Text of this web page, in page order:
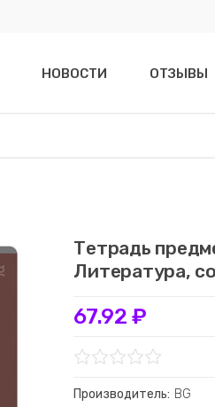
НОВОСТИ ОТЗЫВЫ
Тетрадь
Литература,
67.92 ₽
Производитель: BG